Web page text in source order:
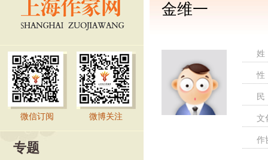
微信订阅 微博关注
专题
金维一
文
作